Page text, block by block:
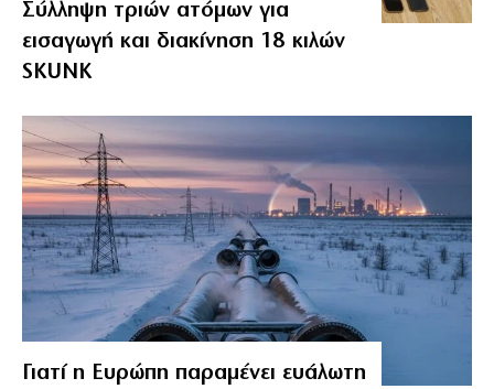
Σύλληψη τριών ατόμων για
εισαγωγή και διακίνηση 18 κιλών
SKUNK
Γιατί η Ευρώπη παραμένει ευάλωτη